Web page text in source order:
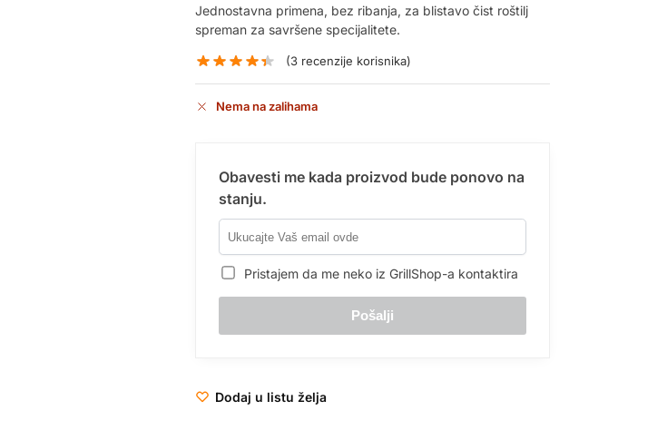
Jednostavna primena, bez ribanja, za blistavo čist roštilj
spreman za savršene specijalitete.
(3recenzije korisnika)
Nema na zalihama
Obavesti me kada proizvod bude ponovo na
stanju.
Pristajem da me neko iz GrillShop-a kontaktira
Dodaj u listu želja